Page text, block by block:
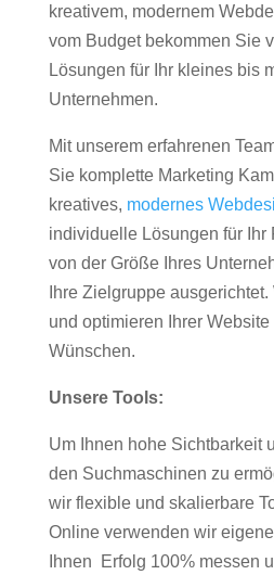
kreativem, modernem
vom Budget bekommen Sie
Lösungen für Ihr kleines bis
Unternehmen.
Mit unserem erfahrenen
Sie komplette Marketing
kreatives, modernes
individuelle Lösungen für Ihr
von der Größe Ihres
Ihre Zielgruppe
und optimieren Ihrer Website
Wünschen.
Unsere Tools:
Um Ihnen hohe Sichtbarkeit
den Suchmaschinen zu
wir flexible und skalierbare
Online verwenden wir
Ihnen Erfolg 100% messen